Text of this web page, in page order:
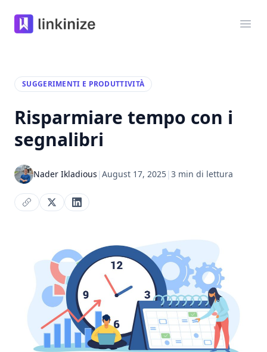
Linkinize
Apri
SUGGERIMENTI E PRODUTTIVITÀ
Risparmiare tempo con i
segnalibri
Nader Ikladious | August 17, 2025| 3 min di lettura